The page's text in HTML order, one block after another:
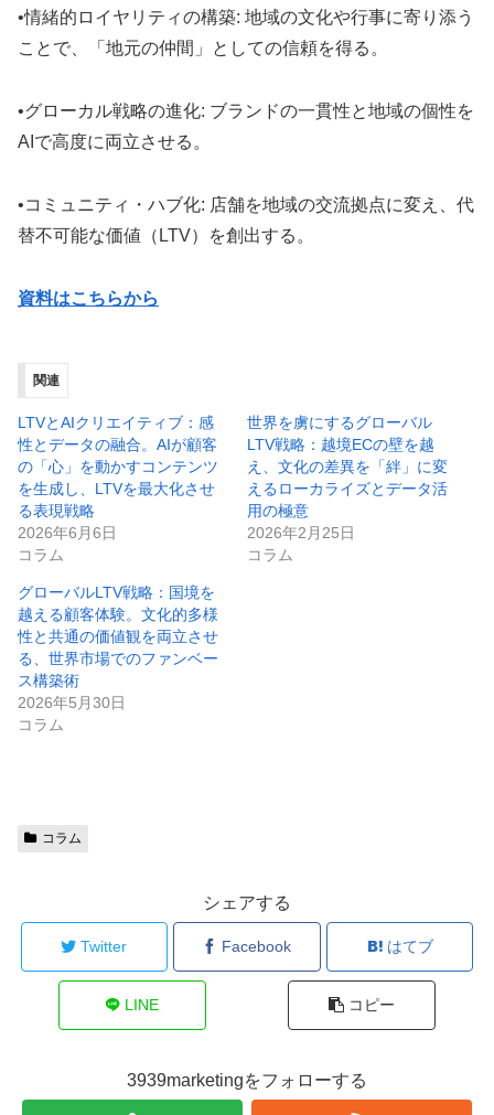
•情緒的ロイヤリティの構築: 地域の文化や行事に寄り添う
ことで、「地元の仲間」としての信頼を得る。
•グローカル戦略の進化: ブランドの一貫性と地域の個性を
AIで高度に両立させる。
•コミュニティ・ハブ化: 店舗を地域の交流拠点に変え、代
替不可能な価値（LTV）を創出する。
資料はこちらから
関連
LTVとAIクリエイティブ：感
性とデータの融合。AIが顧客
の「心」を動かすコンテンツ
を生成し、LTVを最大化させ
る表現戦略
2026年6月6日
コラム
世界を虜にするグローバル
LTV戦略：越境ECの壁を越
え、文化の差異を「絆」に変
えるローカライズとデータ活
用の極意
2026年2月25日
コラム
グローバルLTV戦略：国境を
越える顧客体験。文化的多様
性と共通の価値観を両立させ
る、世界市場でのファンベー
ス構築術
2026年5月30日
コラム
コラム
シェアする
Twitter Facebook はてブ
LINE コピー
3939marketingをフォローする